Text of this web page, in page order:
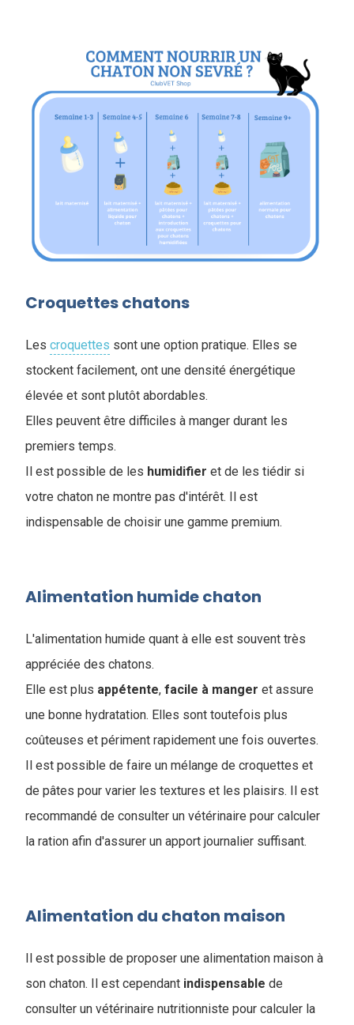
Croquettes chatons
Les croquettes sont une option pratique. Elles se
stockent facilement, ont une densité énergétique
élevée et sont plutôt abordables.
Elles peuvent être difficiles à manger durant les
premiers temps.
Il est possible de les humidifier et de les tiédir si
votre chaton ne montre pas d'intérêt. Il est
indispensable de choisir une gamme premium.
Alimentation humide chaton
L'alimentation humide quant à elle est souvent très
appréciée des chatons.
Elle est plus appétente, facile à manger et assure
une bonne hydratation. Elles sont toutefois plus
coûteuses et périment rapidement une fois ouvertes.
Il est possible de faire un mélange de croquettes et
de pâtes pour varier les textures et les plaisirs. Il est
recommandé de consulter un vétérinaire pour calculer
la ration afin d'assurer un apport journalier suffisant.
Alimentation du chaton maison
Il est possible de proposer une alimentation maison à
son chaton. Il est cependant indispensable de
consulter un vétérinaire nutritionniste pour calculer la